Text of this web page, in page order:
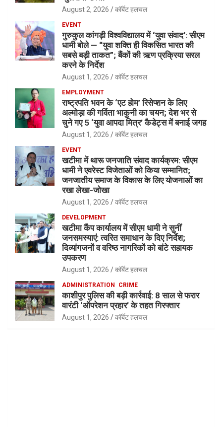
August 2, 2026 कॉर्बेट हलचल
EVENT
गुरुकुल कांगड़ी विश्वविद्यालय में ‘युवा संवाद’: सीएम
धामी बोले — “युवा शक्ति ही विकसित भारत की
सबसे बड़ी ताकत”; बैंकों की ऋण प्रक्रिया सरल
करने के निर्देश
August 1, 2026 कॉर्बेट हलचल
EMPLOYMENT
राष्ट्रपति भवन के ‘एट होम’ रिसेप्शन के लिए
अल्मोड़ा की गर्विता भाकुनी का चयन; देश भर से
चुने गए 5 ‘युवा आपदा मित्र’ कैडेट्स में बनाई जगह
August 1, 2026 कॉर्बेट हलचल
EVENT
खटीमा में थारू जनजाति संवाद कार्यक्रम: सीएम
धामी ने एवरेस्ट विजेताओं को किया सम्मानित;
जनजातीय समाज के विकास के लिए योजनाओं का
रखा लेखा-जोखा
August 1, 2026 कॉर्बेट हलचल
DEVELOPMENT
खटीमा कैंप कार्यालय में सीएम धामी ने सुनीं
जनसमस्याएं: त्वरित समाधान के दिए निर्देश;
दिव्यांगजनों व वरिष्ठ नागरिकों को बांटे सहायक
उपकरण
August 1, 2026 कॉर्बेट हलचल
ADMINISTRATION CRIME
काशीपुर पुलिस की बड़ी कार्रवाई: 8 साल से फरार
वारंटी ‘ऑपरेशन प्रहार’ के तहत गिरफ्तार
August 1, 2026 कॉर्बेट हलचल